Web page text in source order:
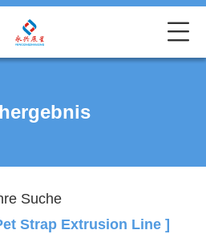
Suche
Strap Extrusion Line ]